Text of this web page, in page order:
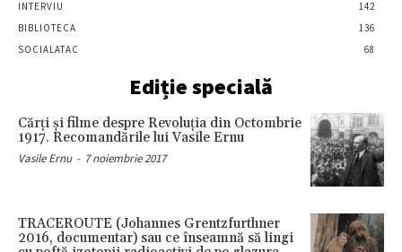
INTERVIU
142
BIBLIOTECA
136
SOCIALATAC
68
Ediție specială
Cărţi şi filme despre Revoluţia din Octombrie
1917. Recomandările lui Vasile Ernu
Vasile Ernu - 7 noiembrie 2017
TRACEROUTE (Johannes Grentzfurthner
2016, documentar) sau ce înseamnă să lingi